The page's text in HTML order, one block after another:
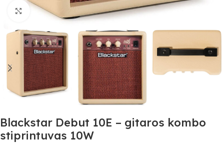
Spustelėkite, jei norite padidinti
Blackstar Debut 10E – gitaros kombo
stiprintuvas 10W